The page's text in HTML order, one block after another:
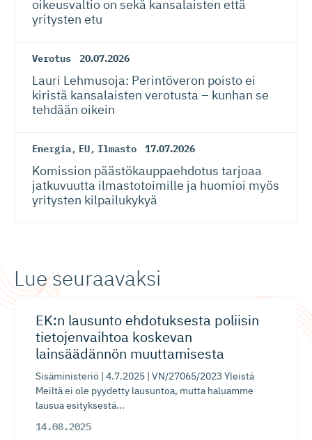
oikeusvaltio on sekä kansalaisten että
yritysten etu
Verotus 20.07.2026
Lauri Lehmusoja: Perintöveron poisto ei
kiristä kansalaisten verotusta – kunhan se
tehdään oikein
Energia, EU, Ilmasto 17.07.2026
Komission päästökaup­paehdotus tarjoaa
jatkuvuutta ilmastotoimille ja huomioi myös
yritysten kilpailukykyä
Lue seuraavaksi
EK:n lausunto ehdotuksesta poliisin
tietojenvaihtoa koskevan
lainsäädännön muuttamisesta​
Sisäministeriö | 4.7.2025 | VN/27065/2023 Yleistä
Meiltä ei ole pyydetty lausuntoa, mutta haluamme
lausua esityksestä...
14.08.2025